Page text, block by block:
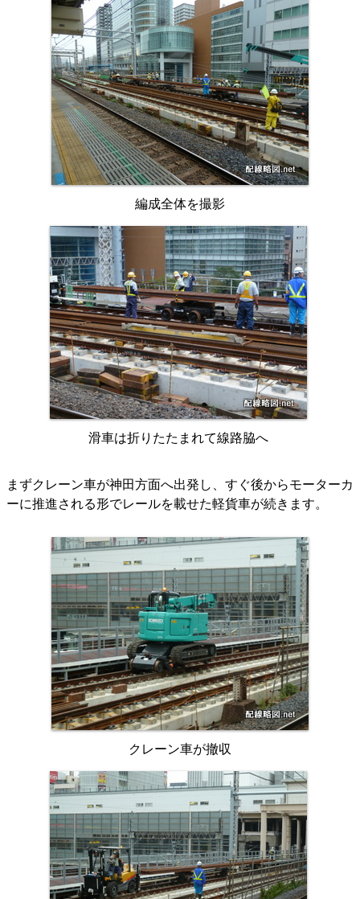
編成全体を撮影
滑車は折りたたまれて線路脇へ
まずクレーン車が神田方面へ出発し、すぐ後からモーターカ
ーに推進される形でレールを載せた軽貨車が続きます。
クレーン車が撤収